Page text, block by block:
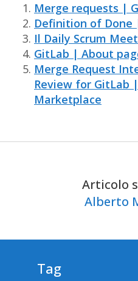
Merge requests |
Definition of Done
Il Daily Scrum
GitLab | About
Merge Request
Review for GitLab
Marketplace
Articolo
Alberto
Tag